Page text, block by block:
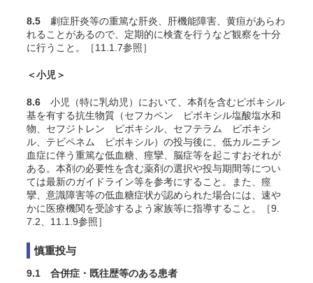
8.5 劇症肝炎等の重篤な肝炎、肝機能障害、黄疸があらわ
れることがあるので、定期的に検査を行うなど観察を十分
に行うこと。［11.1.7参照］
＜小児＞
8.6 小児（特に乳幼児）において、本剤を含むピボキシル
基を有する抗生物質（セフカペン ピボキシル塩酸塩水和
物、セフジトレン ピボキシル、セフテラム ピボキシ
ル、テビペネム ピボキシル）の投与後に、低カルニチン
血症に伴う重篤な低血糖、痙攣、脳症等を起こすおそれが
ある。本剤の必要性を含む薬剤の選択や投与期間等につい
ては最新のガイドライン等を参考にすること。また、痙
攣、意識障害等の低血糖症状が認められた場合には、速や
かに医療機関を受診するよう家族等に指導すること。［9.
7.2、11.1.9参照］
慎重投与
9.1 合併症・既往歴等のある患者